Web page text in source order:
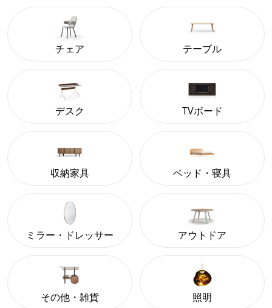
チェア テーブル
デスク TVボード
収納家具 ベッド・寝具
ミラー・ドレッサー アウトドア
その他・雑貨 照明